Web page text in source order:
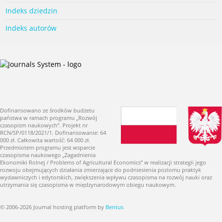
Indeks dziedzin
Indeks autorów
Dofinansowano ze środków budżetu
państwa w ramach programu „Rozwój
czasopism naukowych”. Projekt nr
RCN/SP/0118/2021/1. Dofinansowanie: 64
000 zł. Całkowita wartość: 64 000 zł.
Przedmiotem programu jest wsparcie
czasopisma naukowego „Zagadnienia
Ekonomiki Rolnej / Problems of Agricultural Economics” w realizacji strategii jego
rozwoju obejmujących działania zmierzające do podniesienia poziomu praktyk
wydawniczych i edytorskich, zwiększenia wpływu czasopisma na rozwój nauki oraz
utrzymania się czasopisma w międzynarodowym obiegu naukowym.
© 2006-2026 Journal hosting platform by Bentus